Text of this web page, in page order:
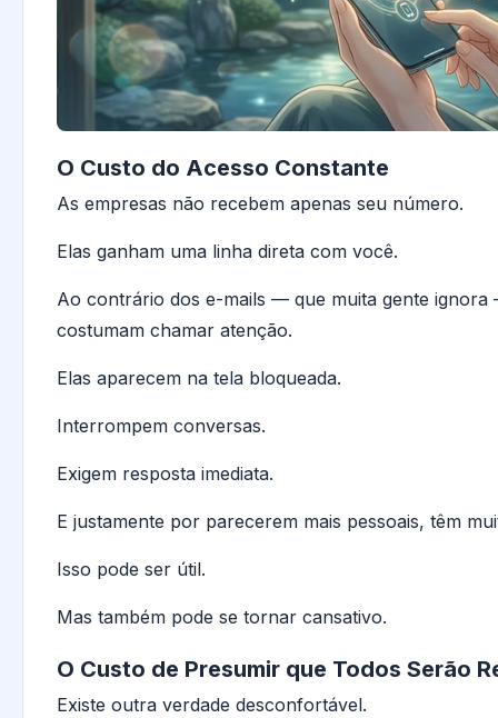
O Custo do Acesso Constante
As empresas não recebem apenas seu número.
Elas ganham uma linha direta com você.
Ao contrário dos e-mails — que muita gente ignora
costumam chamar atenção.
Elas aparecem na tela bloqueada.
Interrompem conversas.
Exigem resposta imediata.
E justamente por parecerem mais pessoais, têm
Isso pode ser útil.
Mas também pode se tornar cansativo.
O Custo de Presumir que Todos Serão
Existe outra verdade desconfortável.